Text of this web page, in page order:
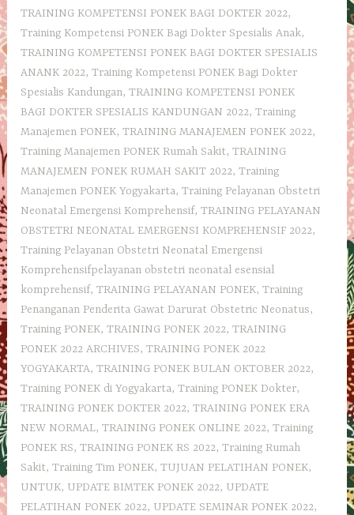
TRAINING KOMPETENSI PONEK BAGI DOKTER 2022,
Training Kompetensi PONEK Bagi Dokter Spesialis Anak,
TRAINING KOMPETENSI PONEK BAGI DOKTER SPESIALIS
ANANK 2022,Training Kompetensi PONEK Bagi Dokter
Spesialis Kandungan,TRAINING KOMPETENSI PONEK
BAGI DOKTER SPESIALIS KANDUNGAN 2022,Training
Manajemen PONEK,TRAINING MANAJEMEN PONEK 2022,
Training Manajemen PONEK Rumah Sakit,TRAINING
MANAJEMEN PONEK RUMAH SAKIT 2022,Training
Manajemen PONEK Yogyakarta,Training Pelayanan Obstetri
Neonatal Emergensi Komprehensif,TRAINING PELAYANAN
OBSTETRI NEONATAL EMERGENSI KOMPREHENSIF 2022,
Training Pelayanan Obstetri Neonatal Emergensi
Komprehensifpelayanan obstetri neonatal esensial
komprehensif,TRAINING PELAYANAN PONEK,Training
Penanganan Penderita Gawat Darurat Obstetric Neonatus,
Training PONEK,TRAINING PONEK 2022,TRAINING
PONEK 2022 ARCHIVES,TRAINING PONEK 2022
YOGYAKARTA,TRAINING PONEK BULAN OKTOBER 2022,
Training PONEK di Yogyakarta,Training PONEK Dokter,
TRAINING PONEK DOKTER 2022,TRAINING PONEK ERA
NEW NORMAL,TRAINING PONEK ONLINE 2022,Training
PONEK RS,TRAINING PONEK RS 2022,Training Rumah
Sakit,Training Tim PONEK,TUJUAN PELATIHAN PONEK,
UNTUK, UPDATE BIMTEK PONEK 2022, UPDATE
PELATIHAN PONEK 2022, UPDATE SEMINAR PONEK 2022,